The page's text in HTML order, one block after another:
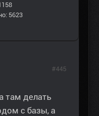
5623
там делать
с базы, а
#445